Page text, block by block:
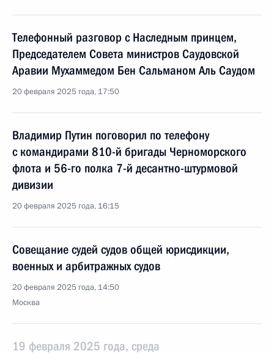
Телефонный разговор с Наследным принцем,
Председателем Совета министров Саудовской
Аравии Мухаммедом Бен Сальманом Аль Саудом
20 февраля 2025 года, 17:50
Владимир Путин поговорил по телефону
с командирами 810-й бригады Черноморского
флота и 56-го полка 7-й десантно-штурмовой
дивизии
20 февраля 2025 года, 16:15
Совещание судей судов общей юрисдикции,
военных и арбитражных судов
20 февраля 2025 года, 14:50
Москва
19 февраля 2025 года, среда